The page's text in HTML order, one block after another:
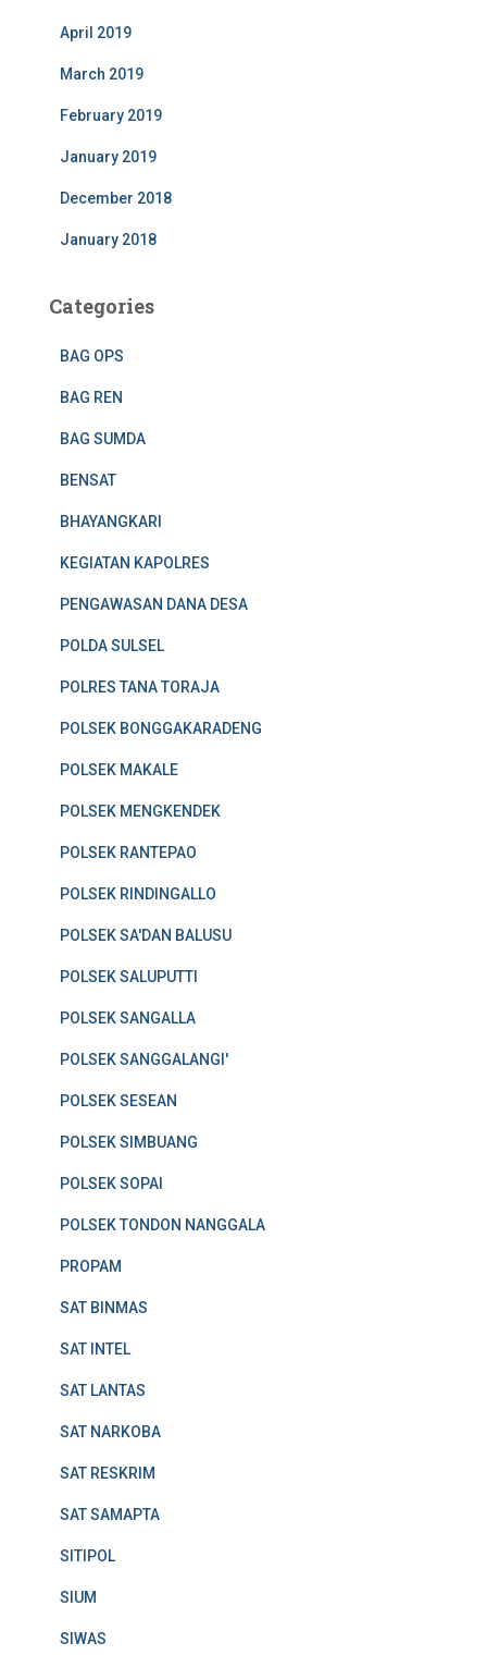
April 2019
March 2019
February 2019
January 2019
December 2018
January 2018
Categories
BAG OPS
BAG REN
BAG SUMDA
BENSAT
BHAYANGKARI
KEGIATAN KAPOLRES
PENGAWASAN DANA DESA
POLDA SULSEL
POLRES TANA TORAJA
POLSEK BONGGAKARADENG
POLSEK MAKALE
POLSEK MENGKENDEK
POLSEK RANTEPAO
POLSEK RINDINGALLO
POLSEK SA'DAN BALUSU
POLSEK SALUPUTTI
POLSEK SANGALLA
POLSEK SANGGALANGI'
POLSEK SESEAN
POLSEK SIMBUANG
POLSEK SOPAI
POLSEK TONDON NANGGALA
PROPAM
SAT BINMAS
SAT INTEL
SAT LANTAS
SAT NARKOBA
SAT RESKRIM
SAT SAMAPTA
SITIPOL
SIUM
SIWAS